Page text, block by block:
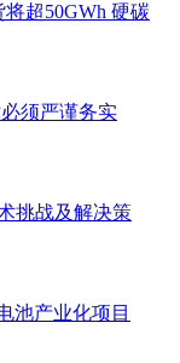
超50GWh 硬碳
须严谨务实
挑战及解决策
池产业化项目